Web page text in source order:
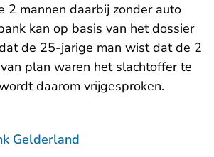
2 mannen daarbij zonder auto
kan op basis van het dossier
de 25-jarige man wist dat de 2
plan waren het slachtoffer te
daarom vrijgesproken.
Gelderland